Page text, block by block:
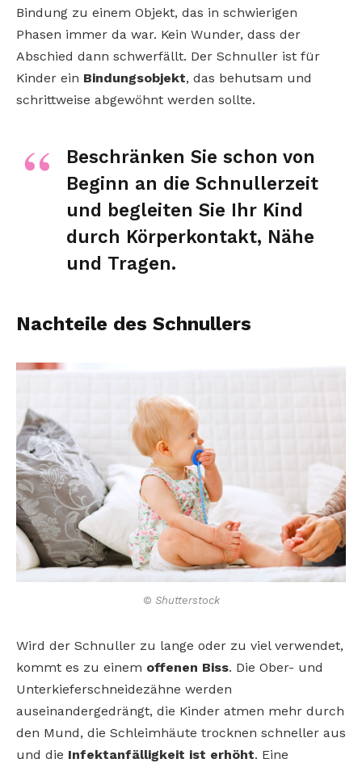
Bindung zu einem Objekt, das in schwierigen
Phasen immer da war. Kein Wunder, dass der
Abschied dann schwerfällt. Der Schnuller ist für
Kinder ein Bindungsobjekt, das behutsam und
schrittweise abgewöhnt werden sollte.
Beschränken Sie schon von
Beginn an die Schnullerzeit
und begleiten Sie Ihr Kind
durch Körperkontakt, Nähe
und Tragen.
Nachteile des Schnullers
© Shutterstock
Wird der Schnuller zu lange oder zu viel verwendet,
kommt es zu einem offenen Biss. Die Ober- und
Unterkieferschneidezähne werden
auseinandergedrängt, die Kinder atmen mehr durch
den Mund, die Schleimhäute trocknen schneller aus
und die Infektanfälligkeit ist erhöht. Eine